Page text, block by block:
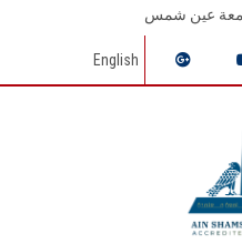
عين شمس
English